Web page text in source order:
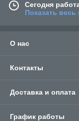
Сегодня
Показать
О нас
Контакты
Доставка и оплата
График работы